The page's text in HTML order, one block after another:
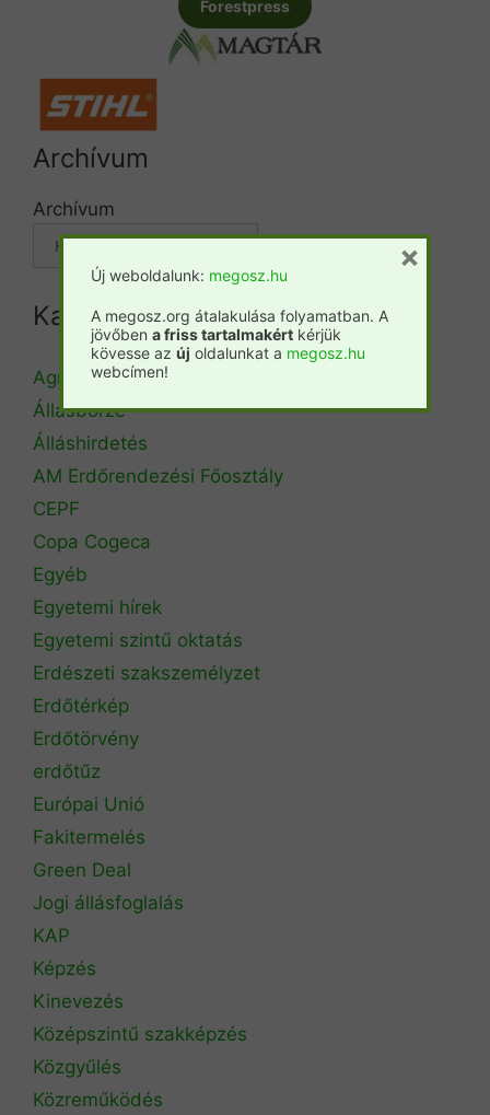
Forestpress
Archívum
Archívum
Kategóriák
Agrárminisztérium
Állásbörze
Álláshirdetés
AM Erdőrendezési Főosztály
CEPF
Copa Cogeca
Egyéb
Egyetemi hírek
Egyetemi szintű oktatás
Erdészeti szakszemélyzet
Erdőtérkép
Erdőtörvény
erdőtűz
Európai Unió
Fakitermelés
Green Deal
Jogi állásfoglalás
KAP
Képzés
Kinevezés
Középszintű szakképzés
Közgyűlés
Közreműködés
Új weboldalunk: megosz.hu
A megosz.org átalakulása folyamatban. A
jövőben a friss tartalmakért kérjük
kövesse az új oldalunkat a megosz.hu
webcímen!
×